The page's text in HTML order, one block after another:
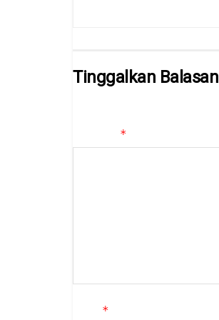
Tinggalkan Balasan
*
*